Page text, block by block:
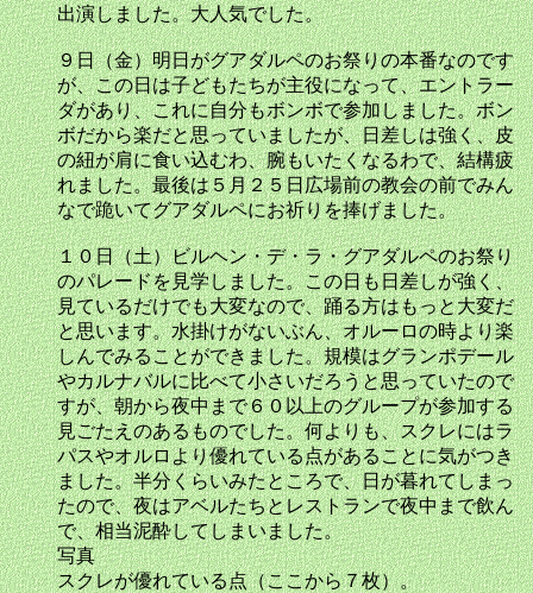
出演しました。大人気でした。
９日（金）明日がグアダルペのお祭りの本番なのです
が、この日は子どもたちが主役になって、エントラー
ダがあり、これに自分もボンボで参加しました。ボン
ボだから楽だと思っていましたが、日差しは強く、皮
の紐が肩に食い込むわ、腕もいたくなるわで、結構疲
れました。最後は５月２５日広場前の教会の前でみん
なで跪いてグアダルペにお祈りを捧げました。
１０日（土）ビルヘン・デ・ラ・グアダルペのお祭り
のパレードを見学しました。この日も日差しが強く、
見ているだけでも大変なので、踊る方はもっと大変だ
と思います。水掛けがないぶん、オルーロの時より楽
しんでみることができました。規模はグランポデール
やカルナバルに比べて小さいだろうと思っていたので
すが、朝から夜中まで６０以上のグループが参加する
見ごたえのあるものでした。何よりも、スクレにはラ
パスやオルロより優れている点があることに気がつき
ました。半分くらいみたところで、日が暮れてしまっ
たので、夜はアベルたちとレストランで夜中まで飲ん
で、相当泥酔してしまいました。
写真
スクレが優れている点（ここから７枚）。